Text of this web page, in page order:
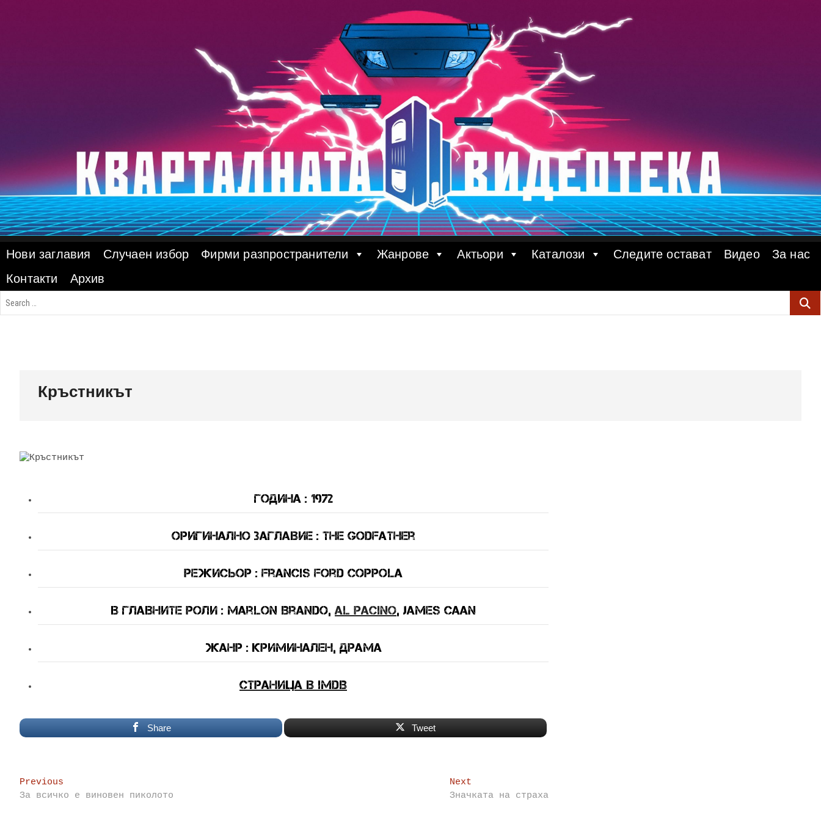
Нови заглавия Случаен избор Фирми разпространители Жанрове Актьори Каталози Следите остават Видео
За нас
Контакти
Архив
Кръстникът
Година : 1972
Оригинално Заглавие : The Godfather
Режисьор : Francis Ford Coppola
В Главните Роли : Marlon Brando, Al Pacino, James Caan
Жанр : криминален, драма
Страница в IMDB
Share Tweet
Post
navigation
Previous
post:
За всичко е виновен пиколото
Next
post:
Значката на страха